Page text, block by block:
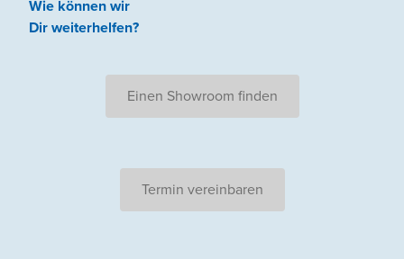
Wie können wir
Dir weiterhelfen?
Einen Showroom finden
Termin vereinbaren